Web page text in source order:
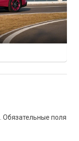
Обязательные поля